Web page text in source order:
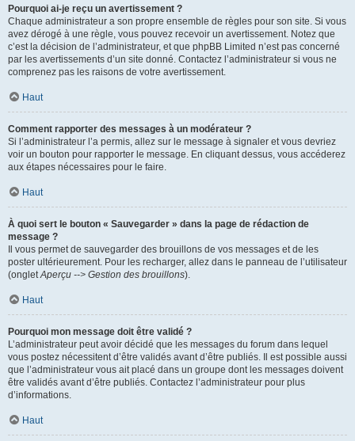
Pourquoi ai-je reçu un avertissement ?
Chaque administrateur a son propre ensemble de règles pour son site. Si vous
avez dérogé à une règle, vous pouvez recevoir un avertissement. Notez que
c’est la décision de l’administrateur, et que phpBB Limited n’est pas concerné
par les avertissements d’un site donné. Contactez l’administrateur si vous ne
comprenez pas les raisons de votre avertissement.
Haut
Comment rapporter des messages à un modérateur ?
Si l’administrateur l’a permis, allez sur le message à signaler et vous devriez
voir un bouton pour rapporter le message. En cliquant dessus, vous accéderez
aux étapes nécessaires pour le faire.
Haut
À quoi sert le bouton « Sauvegarder » dans la page de rédaction de
message ?
Il vous permet de sauvegarder des brouillons de vos messages et de les
poster ultérieurement. Pour les recharger, allez dans le panneau de l’utilisateur
(ongletAperçu --> Gestion des brouillons).
Haut
Pourquoi mon message doit être validé ?
L’administrateur peut avoir décidé que les messages du forum dans lequel
vous postez nécessitent d’être validés avant d’être publiés. Il est possible aussi
que l’administrateur vous ait placé dans un groupe dont les messages doivent
être validés avant d’être publiés. Contactez l’administrateur pour plus
d’informations.
Haut